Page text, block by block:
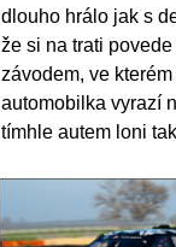
dlouho hrálo jak s
že si na trati
závodem, ve
automobilka vyrazí
tímhle autem loni